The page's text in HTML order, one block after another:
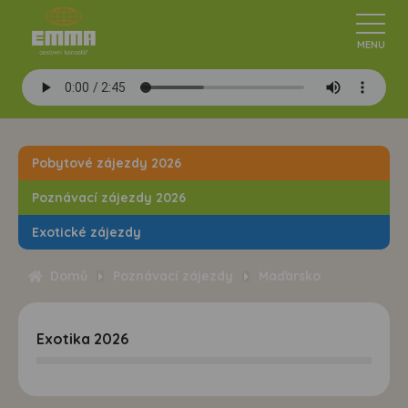
Pobytové zájezdy 2026
Poznávací zájezdy 2026
Exotické zájezdy
Exotika 2026